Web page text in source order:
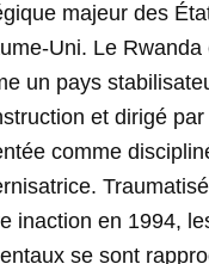
majeur des
Uni. Le Rwanda
un pays
et dirigé
comme
inaction en 1994,
se sont